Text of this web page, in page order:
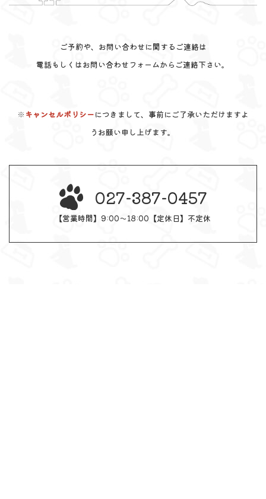
ご予約や、お問い合わせに関するご連絡は
電話もしくはお問い合わせフォームからご連絡下さい。
※ キャンセルポリシーにつきまして、事前にご了承いただけますよ
うお願い申し上げます。
027-387-0457
【営業時間】9:00～18:00【定休日】不定休